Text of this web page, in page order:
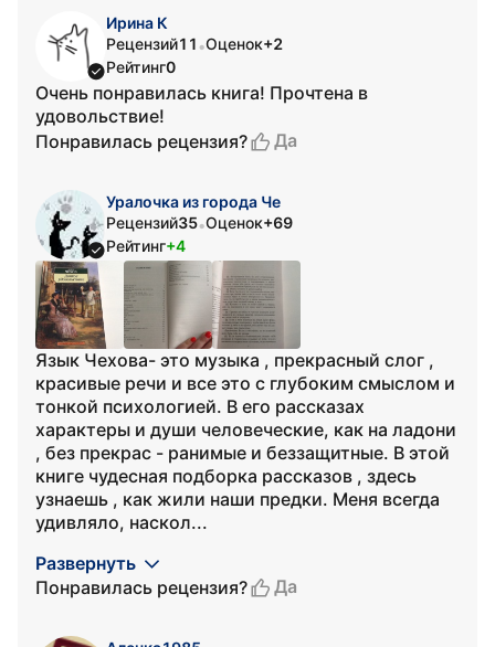
Ирина К
Рецензий11 •Оценок+2
Рейтинг0
Очень понравилась книга! Прочтена в
удовольствие!
Понравилась рецензия?
Да
Уралочка из города Че
Рецензий35•Оценок+69
Рейтинг+4
Язык Чехова- это музыка , прекрасный слог ,
красивые речи и все это с глубоким смыслом и
тонкой психологией. В его рассказах
характеры и души человеческие, как на ладони
, без прекрас - ранимые и беззащитные. В этой
книге чудесная подборка рассказов , здесь
узнаешь , как жили наши предки. Меня всегда
удивляло, наскол...
Развернуть
Понравилась рецензия?
Да